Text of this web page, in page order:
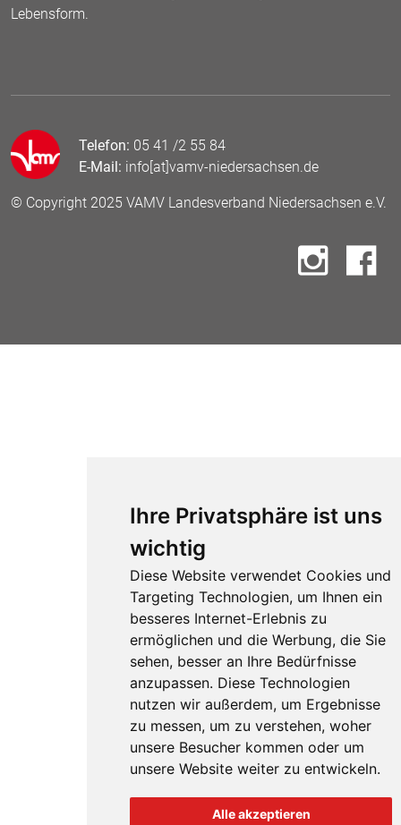
Ihre Privatsphäre ist uns
wichtig
Diese Website verwendet Cookies und
Targeting Technologien, um Ihnen ein
besseres Internet-Erlebnis zu
ermöglichen und die Werbung, die Sie
sehen, besser an Ihre Bedürfnisse
anzupassen. Diese Technologien
nutzen wir außerdem, um Ergebnisse
zu messen, um zu verstehen, woher
unsere Besucher kommen oder um
unsere Website weiter zu entwickeln.
Alle akzeptieren
Lebensform.
Telefon: 05 41 /2 55 84
E-Mail: info[at]vamv-niedersachsen.de
© Copyright 2025 VAMV Landesverband Niedersachsen e.V.